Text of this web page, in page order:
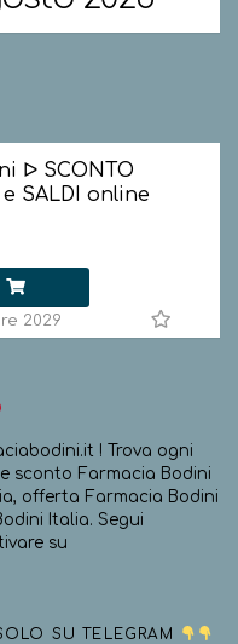
ᐅ SCONTO
SALDI online
2029
! Trova ogni
sconto Farmacia Bodini
offerta Farmacia Bodini
Italia. Segui
su
SU TELEGRAM